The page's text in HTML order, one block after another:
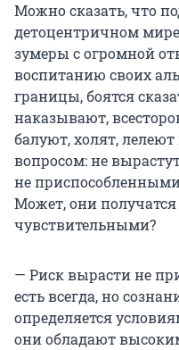
Можно сказать, что
детоцентричном
зумеры с огромной
воспитанию своих
границы, боятся
наказывают,
балуют, холят,
вопросом: не
не
Может, они
чувствительными?
— Риск вырасти не
есть всегда, но
определяется
они обладают